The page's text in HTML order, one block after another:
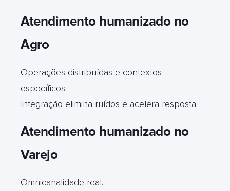
Atendimento humanizado no
Agro
Operações distribuídas e contextos
específicos.
Integração elimina ruídos e acelera resposta.
Atendimento humanizado no
Varejo
Omnicanalidade real.